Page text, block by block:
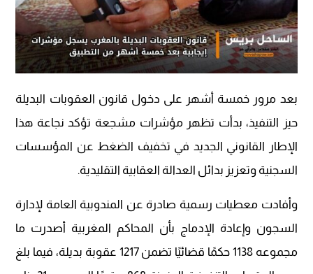
بعد مرور خمسة أشهر على دخول قانون العقوبات البديلة
حيز التنفيذ، بدأت تظهر مؤشرات مشجعة تؤكد نجاعة هذا
الإطار القانوني الجديد في تخفيف الضغط عن المؤسسات
السجنية وتعزيز بدائل العدالة العقابية التقليدية.
وأفادت معطيات رسمية صادرة عن المندوبية العامة لإدارة
السجون وإعادة الإدماج بأن المحاكم المغربية أصدرت ما
مجموعه 1138 حكمًا قضائيًا تضمن 1217 عقوبة بديلة، فيما بلغ